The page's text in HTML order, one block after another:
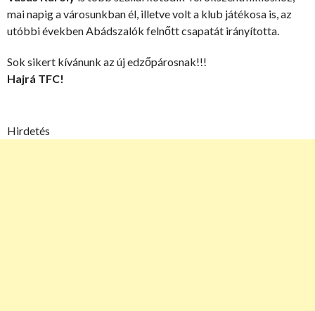
mai napig a városunkban él, illetve volt a klub játékosa is, az
utóbbi években Abádszalók felnőtt csapatát irányította.
Sok sikert kívánunk az új edzőpárosnak!!!
Hajrá TFC!
Hirdetés